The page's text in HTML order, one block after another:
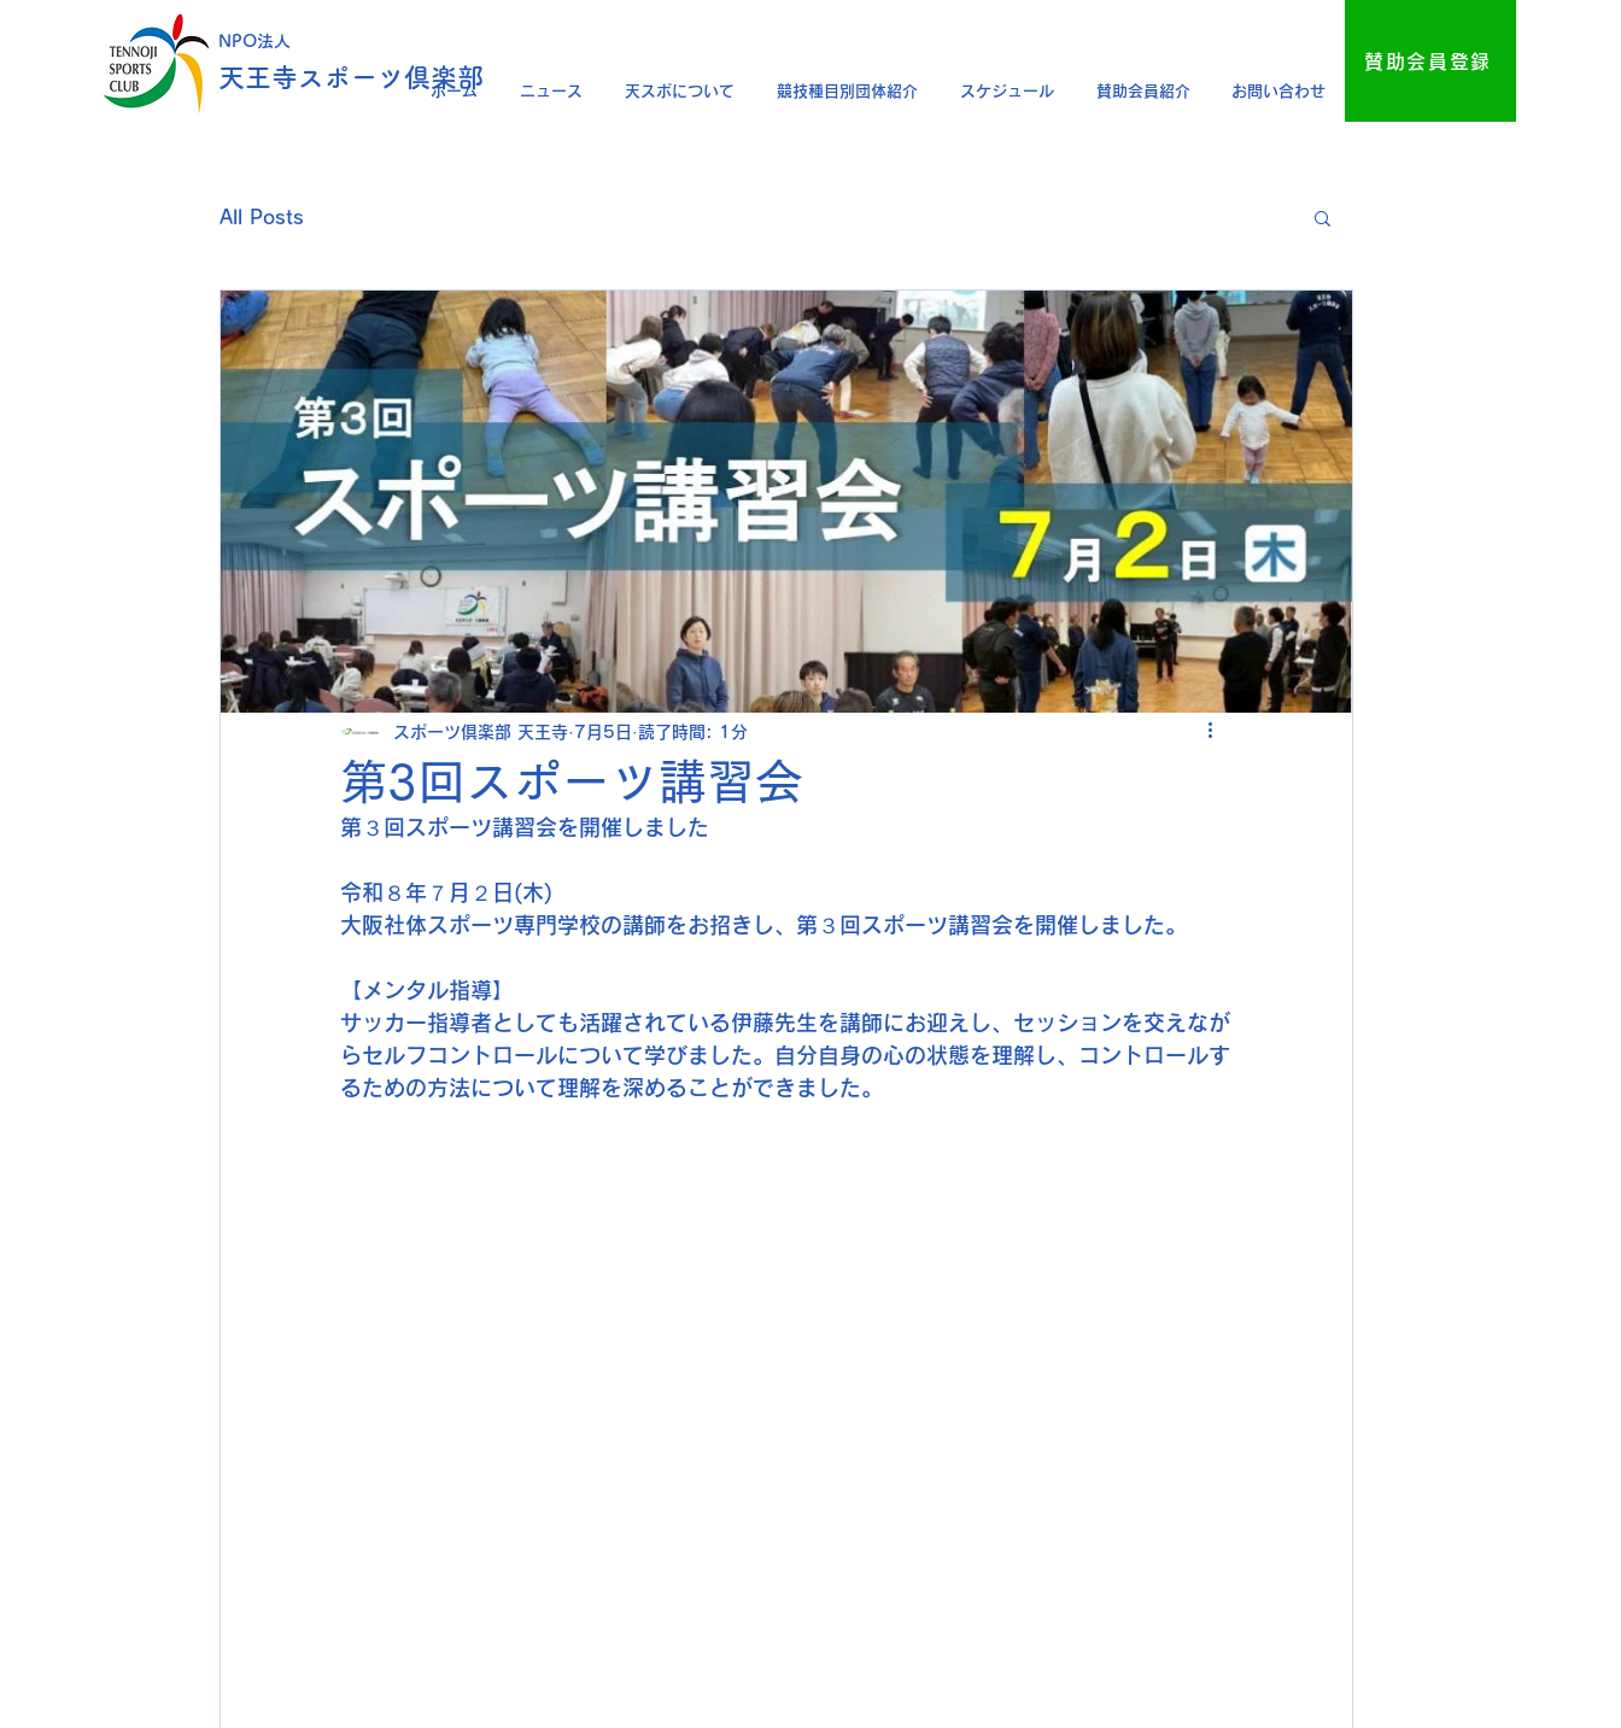
NPO法人
天王寺スポーツ倶楽部
ホーム ニュース 天スポについて 競技種目別団体紹介 スケジュール 賛助会員紹介 お問い合わせ
賛助会員登録
All Posts
第3回スポーツ講習会
スポーツ倶楽部 天王寺 7月5日 読了時間: 1分
第３回スポーツ講習会を開催しました
令和８年７月２日(木)
大阪社体スポーツ専門学校の講師をお招きし、第３回スポーツ講習会を開催しました。
【メンタル指導】
サッカー指導者としても活躍されている伊藤先生を講師にお迎えし、セッションを交えなが
らセルフコントロールについて学びました。自分自身の心の状態を理解し、コントロールす
るための方法について理解を深めることができました。